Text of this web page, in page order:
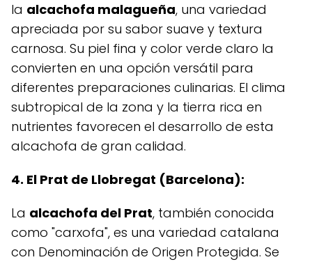
la alcachofa malagueña, una variedad
apreciada por su sabor suave y textura
carnosa. Su piel fina y color verde claro la
convierten en una opción versátil para
diferentes preparaciones culinarias. El clima
subtropical de la zona y la tierra rica en
nutrientes favorecen el desarrollo de esta
alcachofa de gran calidad.
4. El Prat de Llobregat (Barcelona):
La alcachofa del Prat, también conocida
como "carxofa", es una variedad catalana
con Denominación de Origen Protegida. Se